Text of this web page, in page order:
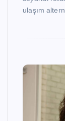
ulaşım